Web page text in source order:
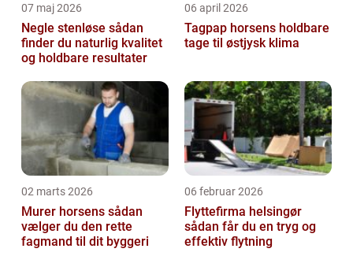
07 maj 2026
Negle stenløse sådan
finder du naturlig kvalitet
og holdbare resultater
06 april 2026
Tagpap horsens holdbare
tage til østjysk klima
02 marts 2026
Murer horsens sådan
vælger du den rette
fagmand til dit byggeri
06 februar 2026
Flyttefirma helsingør
sådan får du en tryg og
effektiv flytning